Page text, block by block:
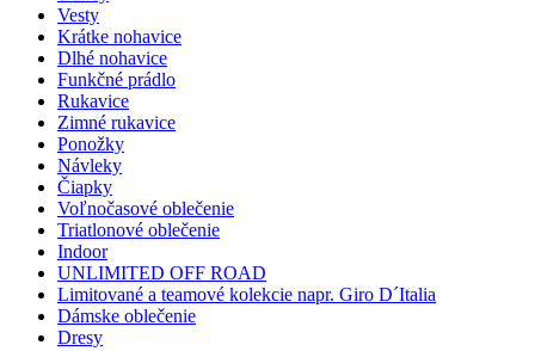
Vesty
Krátke nohavice
Dlhé nohavice
Funkčné prádlo
Rukavice
Zimné rukavice
Ponožky
Návleky
Čiapky
Voľnočasové oblečenie
Triatlonové oblečenie
Indoor
UNLIMITED OFF ROAD
Limitované a teamové kolekcie napr. Giro D´Italia
Dámske oblečenie
Dresy